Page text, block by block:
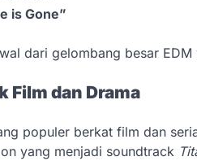
is Gone”
dari gelombang besar
Film dan Drama
populer berkat film dan
yang menjadi soundtrack